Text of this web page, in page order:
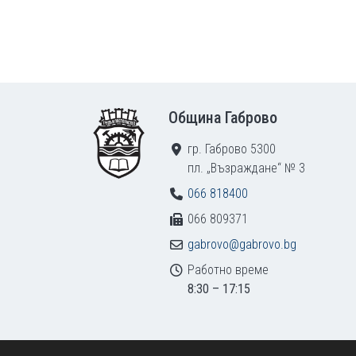
Община Габрово
гр. Габрово 5300
пл. „Възраждане“ № 3
066 818400
066 809371
gabrovo@gabrovo.bg
Работно време
8:30 – 17:15